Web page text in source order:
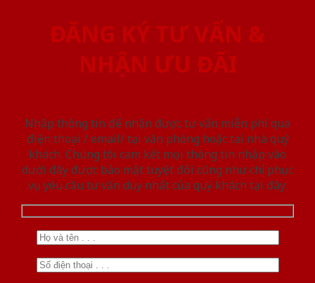
ĐĂNG KÝ TƯ VẤN &
NHẬN ƯU ĐÃI
Nhập thông tin để nhận được tư vấn miễn phí qua
điện thoại / email/ tại văn phòng hoặc tại nhà quý
khách. Chúng tôi cam kết mọi thông tin nhập vào
dưới đây được bảo mật tuyệt đối cũng như chỉ phục
vụ yêu cầu tư vấn duy nhất của quý khách tại đây.